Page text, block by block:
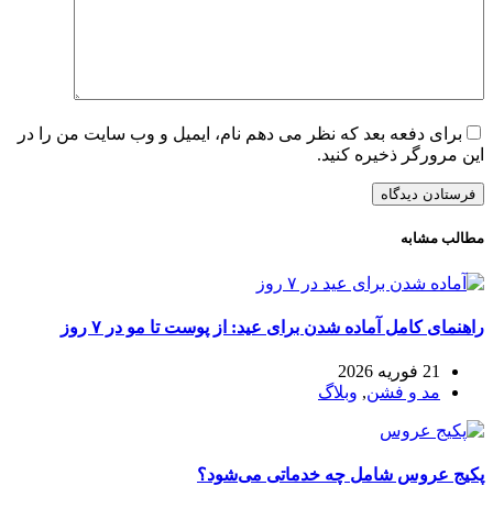
برای دفعه بعد که نظر می دهم نام، ایمیل و وب سایت من را در
این مرورگر ذخیره کنید.
فرستادن دیدگاه
مطالب مشابه
راهنمای کامل آماده شدن برای عید: از پوست تا مو در ۷ روز
21 فوریه 2026
مد و فشن, وبلاگ
پکیج عروس شامل چه خدماتی می‌شود؟